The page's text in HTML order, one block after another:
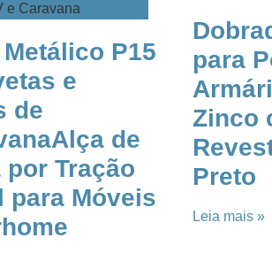
e Caravana
P15
e
de
de
Tração
para Móveis
para
Zinco
Preto
Leia mais »